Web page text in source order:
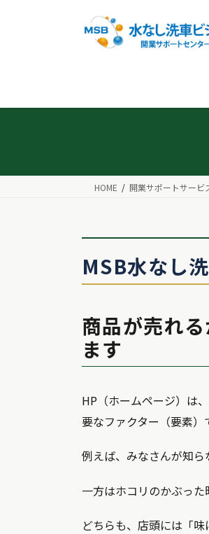
ス
ン
HOME 開業サポートサービ
MSB水なし
商品が売れ
ます
HP（ホームページ）は
要なファクター（要素）
例えば、みなさんが知ら
一方はホコリのかぶった
どちらも、店頭には「味